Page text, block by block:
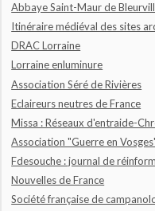
Abbaye Saint-Maur de
Itinéraire médiéval des sites
DRAC Lorraine
Lorraine enluminure
Association Séré de Rivières
Eclaireurs neutres de France
Missa : Réseaux d'entraide-
Association "Guerre en
Fdesouche : journal de
Nouvelles de France
Société française de